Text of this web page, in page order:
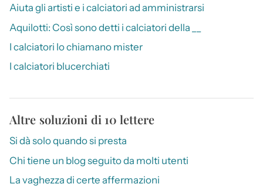
Aiuta gli artisti e i calciatori ad amministrarsi
Aquilotti: Così sono detti i calciatori della __
I calciatori lo chiamano mister
I calciatori blucerchiati
Altre soluzioni di 10 lettere
Si dà solo quando si presta
Chi tiene un blog seguito da molti utenti
La vaghezza di certe affermazioni